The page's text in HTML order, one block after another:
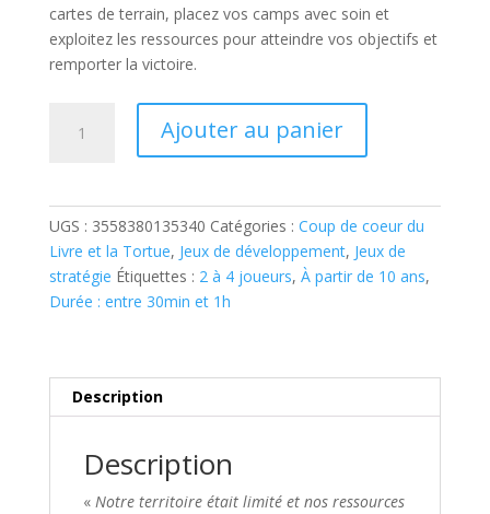
cartes de terrain, placez vos camps avec soin et
exploitez les ressources pour atteindre vos objectifs et
remporter la victoire.
Ajouter au panier
UGS : 3558380135340 Catégories : Coup de coeur du
Livre et la Tortue, Jeux de développement, Jeux de
stratégie Étiquettes : 2 à 4 joueurs, À partir de 10 ans,
Durée : entre 30min et 1h
Description
Description
« Notre territoire était limité et nos ressources